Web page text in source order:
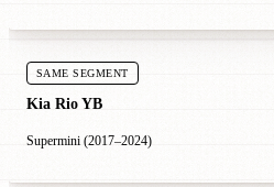
SAME SEGMENT
Kia Rio YB
Supermini (2017–2024)